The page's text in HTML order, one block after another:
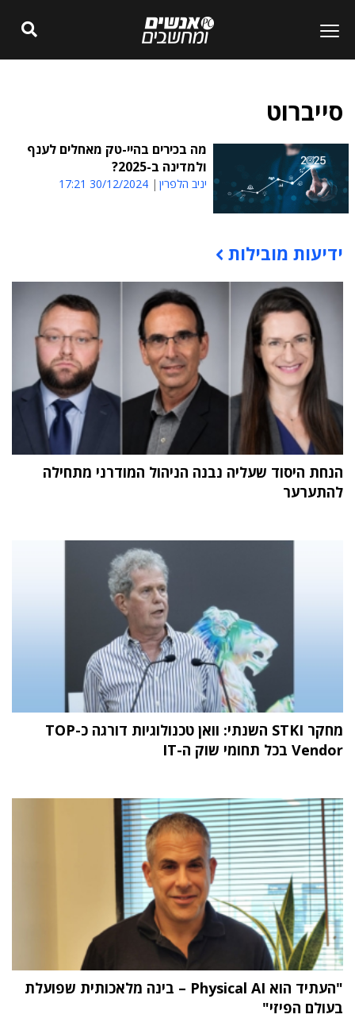
סייברוט
מה בכירים בהיי-טק מאחלים לענף
ולמדינה ב-2025?
יניב הלפרין 30/12/2024 17:21
תוכן פרסומי
ידיעות מובילות
הנחת היסוד שעליה נבנה הניהול המודרני מתחילה
להתערער
מחקר STKI השנתי: וואן טכנולוגיות דורגה כ-TOP
Vendor בכל תחומי שוק ה-IT
"העתיד הוא Physical AI – בינה מלאכותית שפועלת
בעולם הפיזי"